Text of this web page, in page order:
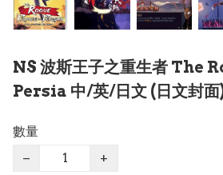
NS 波斯王子之重生者 The
Persia 中/英/日文 (日文封
數量
−
+